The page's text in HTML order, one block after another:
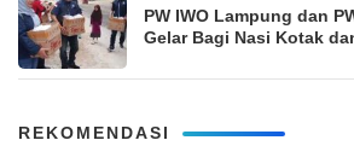
PW IWO Lampung dan
Gelar Bagi Nasi Kotak
REKOMENDASI